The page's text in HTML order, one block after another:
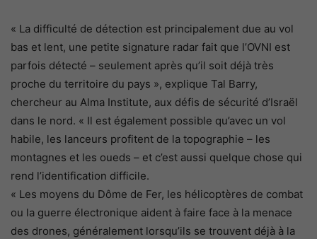
« La difficulté de détection est principalement due au vol
bas et lent, une petite signature radar fait que l’OVNI est
parfois détecté – seulement après qu’il soit déjà très
proche du territoire du pays », explique Tal Barry,
chercheur au Alma Institute, aux défis de sécurité d’Israël
dans le nord. « Il est également possible qu’avec un vol
habile, les lanceurs profitent de la topographie – les
montagnes et les oueds – et c’est aussi quelque chose qui
rend l’identification difficile.
« Les moyens du Dôme de Fer, les hélicoptères de combat
ou la guerre électronique aident à faire face à la menace
des drones, généralement lorsqu’ils se trouvent déjà à la